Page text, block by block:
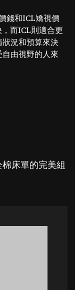
錢和ICL矯視價
而ICL則適合更
況和預算來決
由視野的人來
床單的完美組